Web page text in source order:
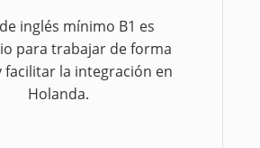
inglés mínimo B1 es
para trabajar de forma
facilitar la integración en
Holanda.